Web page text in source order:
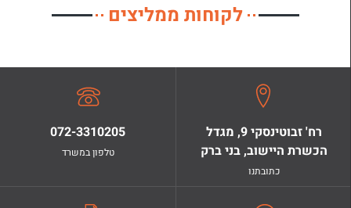
לקוחות ממליצים
רח' זבוטינסקי 9, מגדל
הכשרת היישוב, בני ברק
כתובתנו
072-3310205
טלפון במשרד